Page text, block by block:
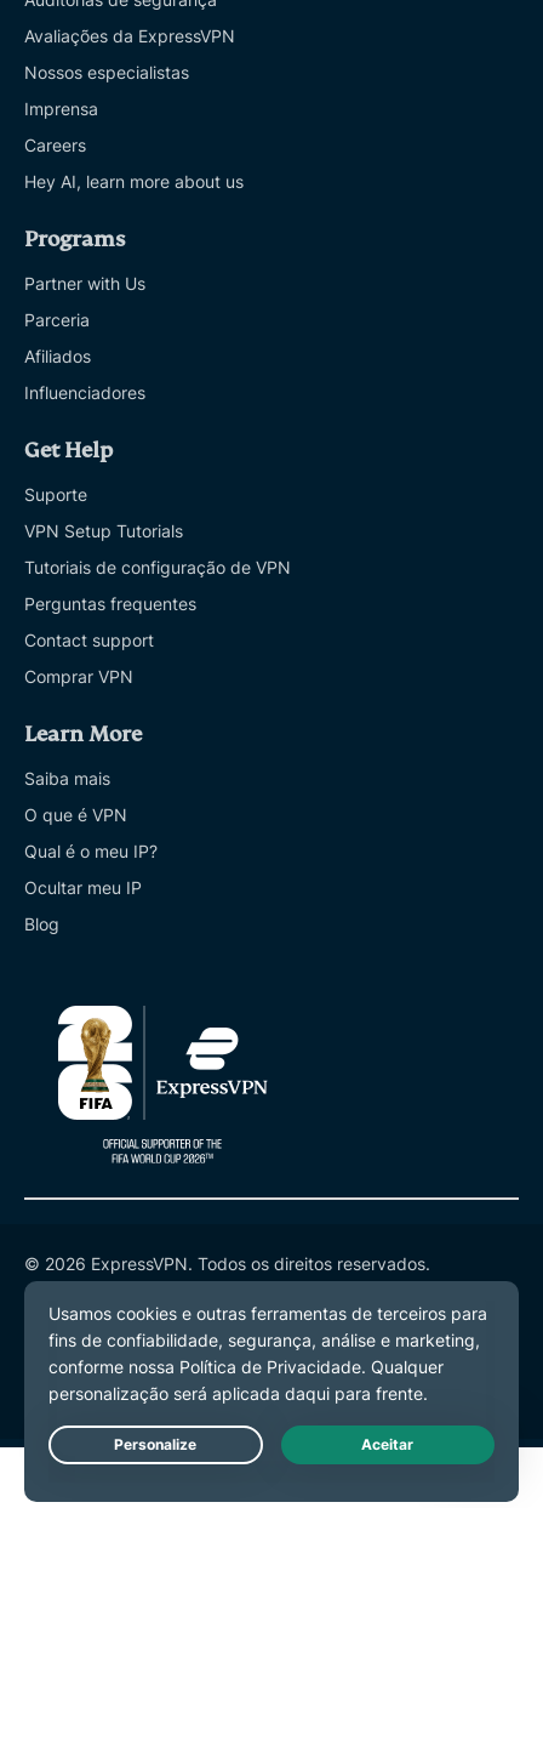
Avaliações da ExpressVPN
Nossos especialistas
Imprensa
Careers
Hey AI, learn more about us
Programs
Partner with Us
Parceria
Afiliados
Influenciadores
Get Help
Suporte
VPN Setup Tutorials
Tutoriais de configuração de VPN
Perguntas frequentes
Contact support
Comprar VPN
Learn More
Saiba mais
O que é VPN
Qual é o meu IP?
Ocultar meu IP
Blog
© 2026 ExpressVPN. Todos os direitos reservados.
Política de Privacidade
Termos de Serviço
Preferências de Cookies
Live Chat